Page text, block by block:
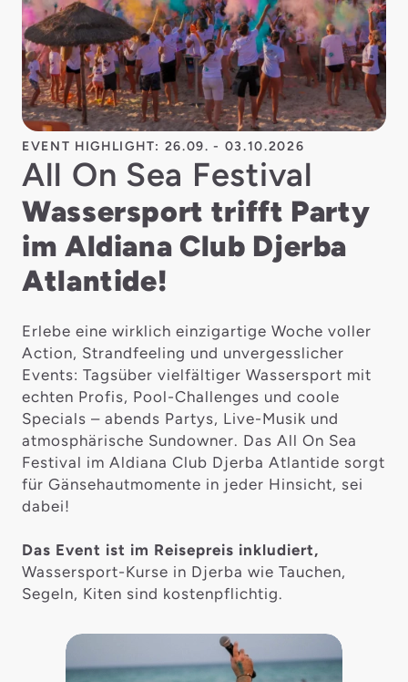
EVENT HIGHLIGHT: 26.09. - 03.10.2026
All On Sea Festival
Wassersport trifft Party
im Aldiana Club Djerba
Atlantide!
Erlebe eine wirklich einzigartige Woche voller
Action, Strandfeeling und unvergesslicher
Events: Tagsüber vielfältiger Wassersport mit
echten Profis, Pool-Challenges und coole
Specials – abends Partys, Live-Musik und
atmosphärische Sundowner. Das All On Sea
Festival im Aldiana Club Djerba Atlantide sorgt
für Gänsehautmomente in jeder Hinsicht, sei
dabei!
Das Event ist im Reisepreis inkludiert,
Wassersport-Kurse in Djerba wie Tauchen,
Segeln, Kiten sind kostenpflichtig.